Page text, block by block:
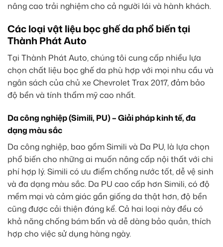
nâng cao trải nghiệm cho cả người lái và hành khách.
Các loại vật liệu bọc ghế da phổ biến tại
Thành Phát Auto
Tại Thành Phát Auto, chúng tôi cung cấp nhiều lựa
chọn chất liệu bọc ghế da phù hợp với mọi nhu cầu và
ngân sách của chủ xe Chevrolet Trax 2017, đảm bảo
độ bền và tính thẩm mỹ cao nhất.
Da công nghiệp (Simili, PU) – Giải pháp kinh tế, đa
dạng màu sắc
Da công nghiệp, bao gồm Simili và Da PU, là lựa chọn
phổ biến cho những ai muốn nâng cấp nội thất với chi
phí hợp lý. Simili có ưu điểm chống nước tốt, dễ vệ sinh
và đa dạng màu sắc. Da PU cao cấp hơn Simili, có độ
mềm mại và cảm giác gần giống da thật hơn, độ bền
cũng được cải thiện đáng kể. Cả hai loại này đều có
khả năng chống bám bẩn và dễ dàng bảo quản, thích
hợp cho việc sử dụng hàng ngày.